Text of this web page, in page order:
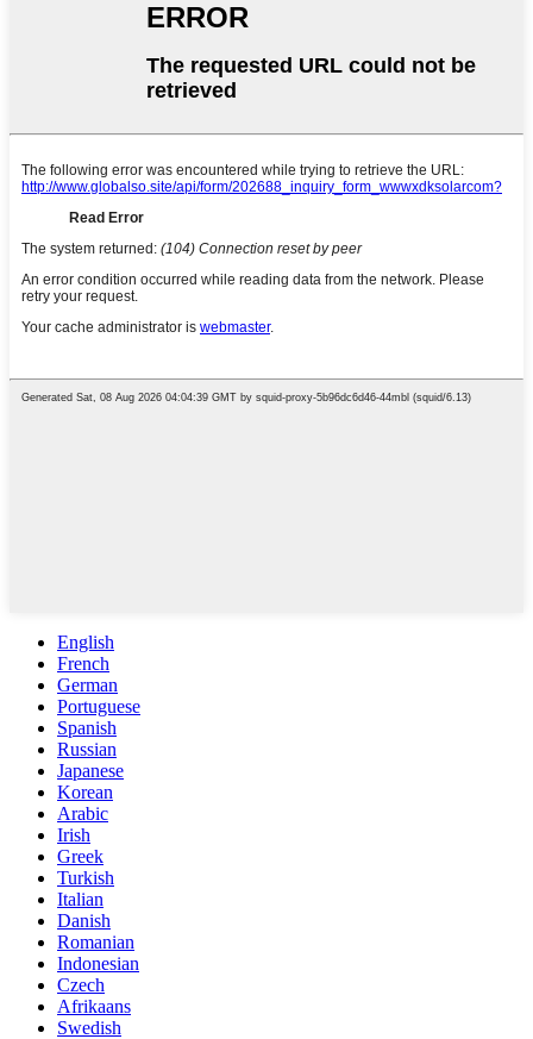
English
French
German
Portuguese
Spanish
Russian
Japanese
Korean
Arabic
Irish
Greek
Turkish
Italian
Danish
Romanian
Indonesian
Czech
Afrikaans
Swedish